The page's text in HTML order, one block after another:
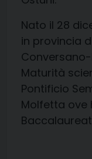
Nato il 28
in provincia
Maturità
Pontificio
Molfetta ove